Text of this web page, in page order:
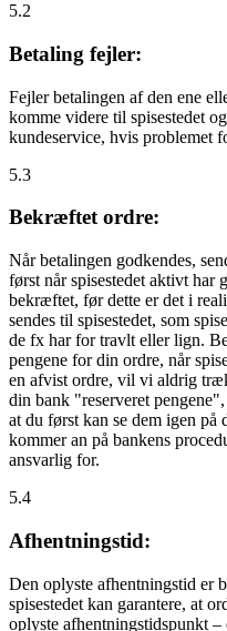
5.2
Betaling fejler:
Fejler betalingen af den ene
komme videre til spisestedet
kundeservice, hvis problemet
5.3
Bekræftet ordre:
Når betalingen godkendes,
først når spisestedet aktivt har
bekræftet, før dette er det i
sendes til spisestedet, som
de fx har for travlt eller lign.
pengene for din ordre, når
en afvist ordre, vil vi aldrig
din bank "reserveret
at du først kan se dem igen
kommer an på bankens
ansvarlig for.
5.4
Afhentningstid:
Den oplyste afhentningstid er
spisestedet kan garantere, at
oplyste afhentningstidspunkt –